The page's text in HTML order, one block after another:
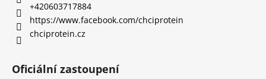
+420603717884
https://www.facebook.com/chciprotein
chciprotein.cz
Oficiální zastoupení